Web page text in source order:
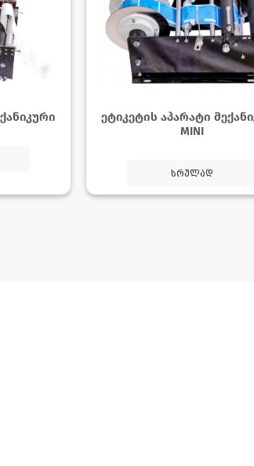
ეტიკეტის აპარატი
MINI
სრულად